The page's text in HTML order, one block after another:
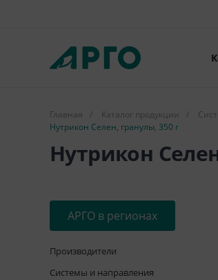
Главная / Каталог продукции /
Нутрикон Селен, гранулы, 350 г
Нутрикон
АРГО в регионах
Производители
Системы и направления